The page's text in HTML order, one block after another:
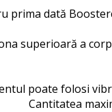
prima dată
superioară a
poate folosi
Cantitatea